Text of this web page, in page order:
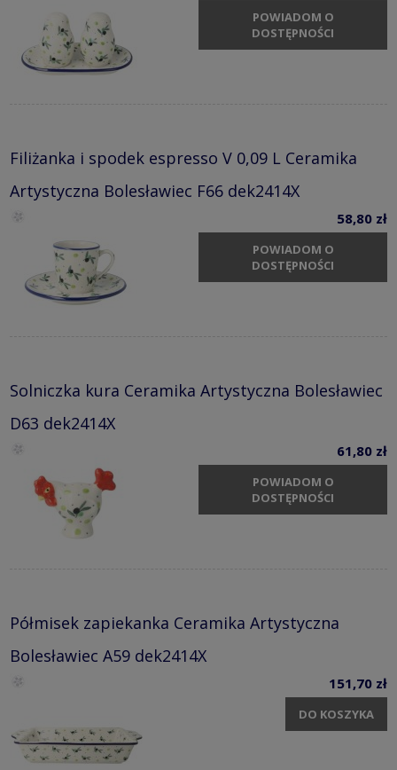
POWIADOM O
DOSTĘPNOŚCI
Filiżanka i spodek espresso V 0,09 L Ceramika
Artystyczna Bolesławiec F66 dek2414X
58,80 zł
POWIADOM O
DOSTĘPNOŚCI
Solniczka kura Ceramika Artystyczna Bolesławiec
D63 dek2414X
61,80 zł
POWIADOM O
DOSTĘPNOŚCI
Półmisek zapiekanka Ceramika Artystyczna
Bolesławiec A59 dek2414X
151,70 zł
DO KOSZYKA